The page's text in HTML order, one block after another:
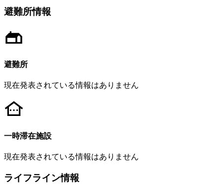
避難所情報
避難所
現在発表されている情報はありません
一時滞在施設
現在発表されている情報はありません
ライフライン情報